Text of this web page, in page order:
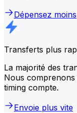
Dépensez moins
Transferts plus
La majorité des
Nous comprenons
timing compte.
Envoie plus vite